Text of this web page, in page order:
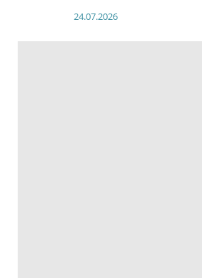
24.07.2026